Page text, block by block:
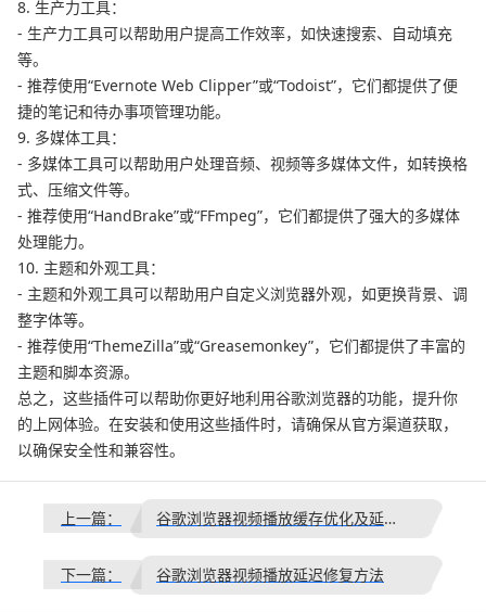
8. 生产力工具：
- 生产力工具可以帮助用户提高工作效率，如快速搜索、自动填充
等。
- 推荐使用“Evernote Web Clipper”或“Todoist”，它们都提供了便
捷的笔记和待办事项管理功能。
9. 多媒体工具：
- 多媒体工具可以帮助用户处理音频、视频等多媒体文件，如转换格
式、压缩文件等。
- 推荐使用“HandBrake”或“FFmpeg”，它们都提供了强大的多媒体
处理能力。
10. 主题和外观工具：
- 主题和外观工具可以帮助用户自定义浏览器外观，如更换背景、调
整字体等。
- 推荐使用“ThemeZilla”或“Greasemonkey”，它们都提供了丰富的
主题和脚本资源。
总之，这些插件可以帮助你更好地利用谷歌浏览器的功能，提升你
的上网体验。在安装和使用这些插件时，请确保从官方渠道获取，
以确保安全性和兼容性。
上一篇： 谷歌浏览器视频播放缓存优化及延迟处理教程
下一篇： 谷歌浏览器视频播放延迟修复方法